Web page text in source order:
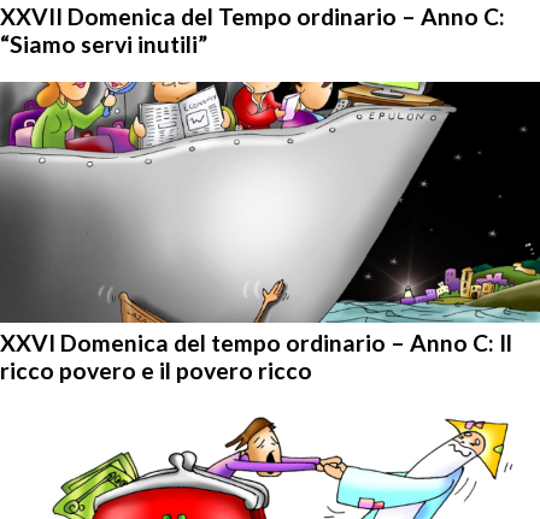
XXVII Domenica del Tempo ordinario – Anno C:
“Siamo servi inutili”
XXVI Domenica del tempo ordinario – Anno C: Il
ricco povero e il povero ricco